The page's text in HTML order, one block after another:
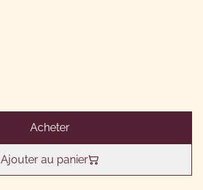
Acheter
Ajouter au panier